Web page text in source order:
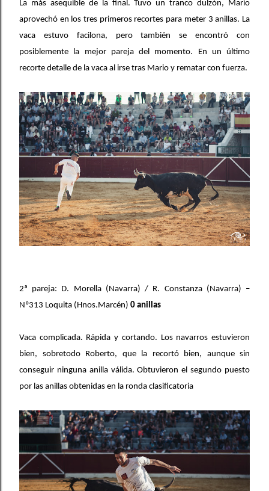
La más asequible de la final. Tuvo un tranco dulzón, Mario
aprovechó en los tres primeros recortes para meter 3 anillas. La
vaca estuvo facilona, pero también se encontró con
posiblemente la mejor pareja del momento. En un último
recorte detalle de la vaca al irse tras Mario y rematar con fuerza.
2ª pareja: D. Morella (Navarra) / R. Constanza (Navarra) –
Nº313 Loquita (Hnos.Marcén) 0 anillas
Vaca complicada. Rápida y cortando. Los navarros estuvieron
bien, sobretodo Roberto, que la recortó bien, aunque sin
conseguir ninguna anilla válida. Obtuvieron el segundo puesto
por las anillas obtenidas en la ronda clasificatoria